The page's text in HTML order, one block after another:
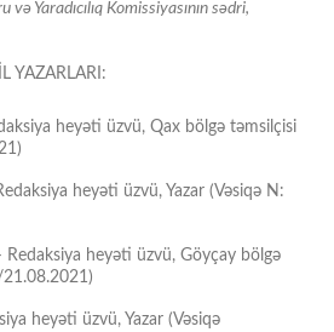
və Yaradıcılıq Komissiyasının sədri,
YAZARLARI:
heyəti üzvü, Qax bölgə təmsilçisi
heyəti üzvü, Yazar (Vəsiqə N:
Redaksiya heyəti üzvü, Göyçay bölgə
heyəti üzvü, Yazar (Vəsiqə